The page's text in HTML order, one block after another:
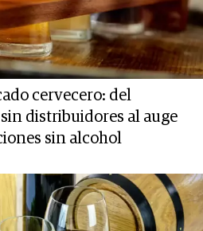
cervecero: del
distribuidores al auge
sin alcohol